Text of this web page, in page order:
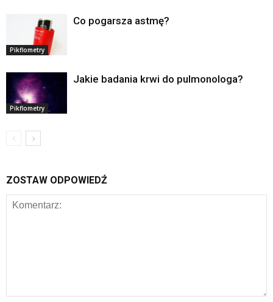
Pikflometry
Co pogarsza astmę?
Pikflometry
Jakie badania krwi do pulmonologa?
ZOSTAW ODPOWIEDŹ